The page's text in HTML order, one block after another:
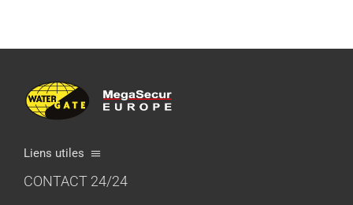
Liens utiles
О компании
CONTACT 24/24